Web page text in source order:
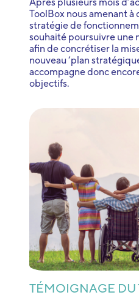
Après plusieurs mois
ToolBox nous amenant
stratégie de
souhaité poursuivre une
afin de concrétiser la
nouveau ‘plan
accompagne donc
objectifs.
TÉMOIGNAGE DU